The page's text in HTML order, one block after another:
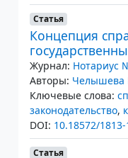
Статья
Концепция
Журнал: Нотариус
Авторы: Челышева
Ключевые слова:
законодательство,
DOI: 10.18572/
Статья